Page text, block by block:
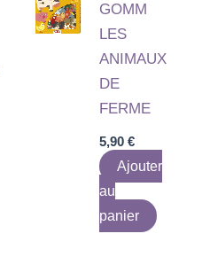
GOMM
LES
ANIMAUX
DE
FERME
5,90 €
Ajouter
au
panier